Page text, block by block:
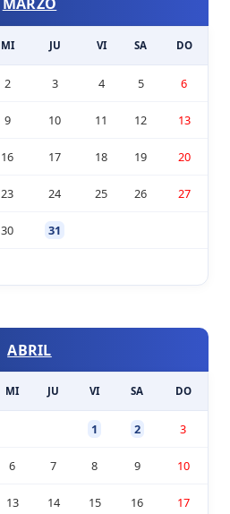
MI JU VI SA DO
2 3 4 5 6
9 10 11 12 13
16 17 18 19 20
23 24 25 26 27
30 31
ABRIL
MI JU VI SA DO
1 2 3
6 7 8 9 10
13 14 15 16 17